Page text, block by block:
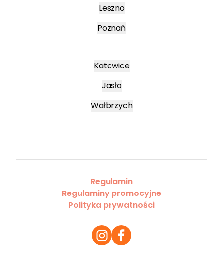
Leszno
Poznań
Katowice
Jasło
Wałbrzych
Regulamin
Regulaminy promocyjne
Polityka prywatności